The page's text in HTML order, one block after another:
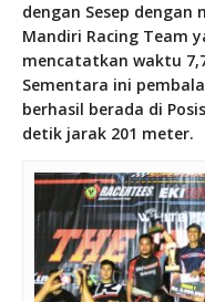
dengan Sesep dengan
Mandiri Racing Team
mencatatkan waktu
Sementara ini
berhasil berada di
detik jarak 201 meter.